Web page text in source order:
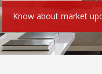
Know about market